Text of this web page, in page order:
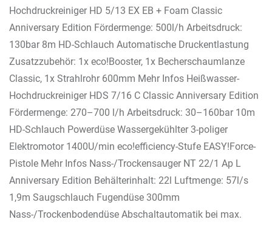
Hochdruckreiniger HD 5/13 EX EB + Foam Classic
Anniversary Edition Fördermenge: 500l/h Arbeitsdruck:
130bar 8m HD-Schlauch Automatische Druckentlastung
Zusatzzubehör: 1x eco!Booster, 1x Becherschaumlanze
Classic, 1x Strahlrohr 600mm Mehr Infos Heißwasser-
Hochdruckreiniger HDS 7/16 C Classic Anniversary Edition
Fördermenge: 270–700 l/h Arbeitsdruck: 30–160bar 10m
HD-Schlauch Powerdüse Wassergekühlter 3-poliger
Elektromotor 1400U/min eco!efficiency-Stufe EASY!Force-
Pistole Mehr Infos Nass-/Trockensauger NT 22/1 Ap L
Anniversary Edition Behälterinhalt: 22l Luftmenge: 57l/s
1,9m Saugschlauch Fugendüse 300mm
Nass-/Trockenbodendüse Abschaltautomatik bei max.